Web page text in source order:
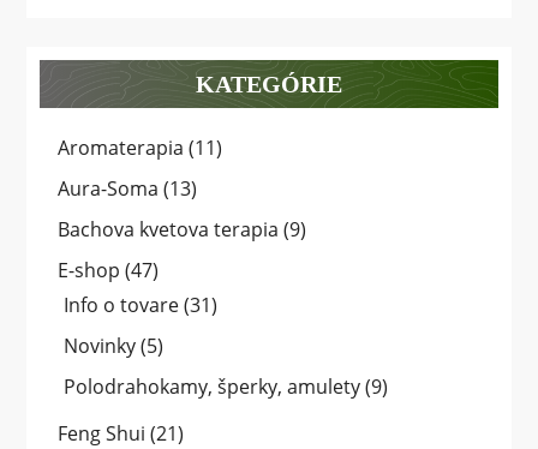
KATEGÓRIE
Aromaterapia (11)
Aura-Soma (13)
Bachova kvetova terapia (9)
E-shop (47)
Info o tovare(31)
Novinky(5)
Polodrahokamy, šperky, amulety(9)
Feng Shui (21)